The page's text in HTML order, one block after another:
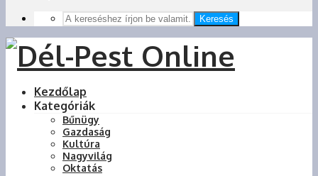
Keresés
Kezdőlap
Kategóriák
Bűnügy
Gazdaság
Kultúra
Nagyvilág
Oktatás